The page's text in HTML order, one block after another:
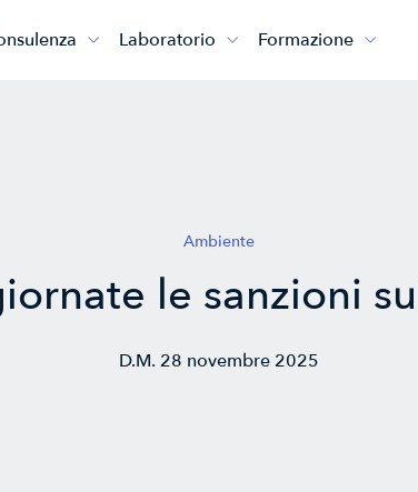
 Laboratorio  Formazione 
Ambiente
le sanzioni
D.M. 28 novembre 2025